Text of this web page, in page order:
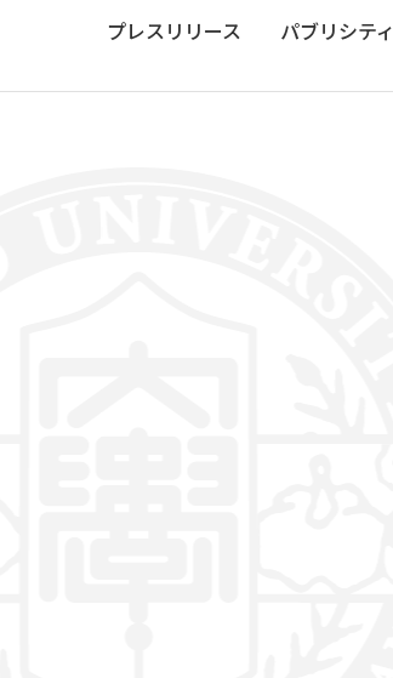
プレスリリース パブリシティ